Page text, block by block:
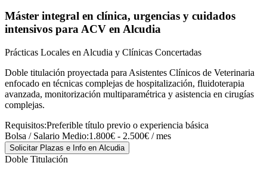
Máster integral en clínica, urgencias y cuidados
intensivos para ACV en Alcudia
Prácticas Locales en Alcudia y Clínicas Concertadas
Doble titulación proyectada para Asistentes Clínicos de Veterinaria
enfocado en técnicas complejas de hospitalización, fluidoterapia
avanzada, monitorización multiparamétrica y asistencia en cirugías
complejas.
Requisitos:Preferible título previo o experiencia básica
Bolsa / Salario Medio:1.800€ - 2.500€ / mes
Solicitar Plazas e Info en Alcudia
Doble Titulación